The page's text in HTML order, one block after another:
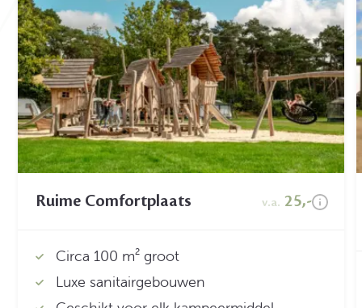
Ruime Comfortplaats v.a. 25,-
Circa 100 m² groot
Luxe sanitairgebouwen